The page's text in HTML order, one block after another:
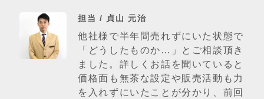
担当 / 貞山 元治
他社様で半年間売れずにいた状態で
「どうしたものか…」とご相談頂き
ました。詳しくお話を聞いていると
価格面も無茶な設定や販売活動も力
を入れずにいたことが分かり、前回